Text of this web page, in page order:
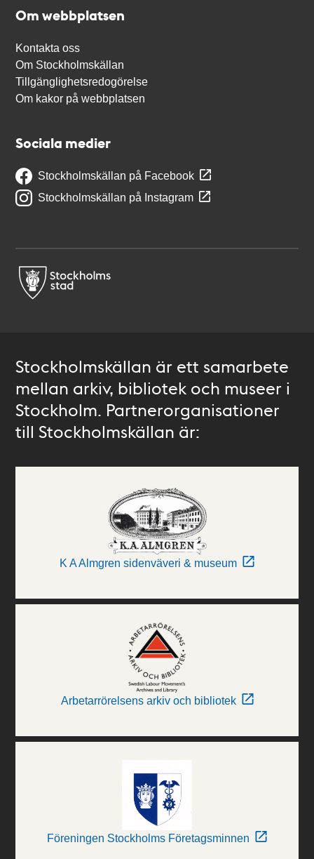
Om webbplatsen
Kontakta oss
Om Stockholmskällan
Tillgänglighetsredogörelse
Om kakor på webbplatsen
Sociala medier
Stockholmskällan på Facebook
Stockholmskällan på Instagram
Stockholmskällan är ett samarbete
mellan arkiv, bibliotek och museer i
Stockholm. Partnerorganisationer
till Stockholmskällan är:
K A Almgren sidenväveri & museum
Arbetarrörelsens arkiv och bibliotek
Föreningen Stockholms Företagsminnen